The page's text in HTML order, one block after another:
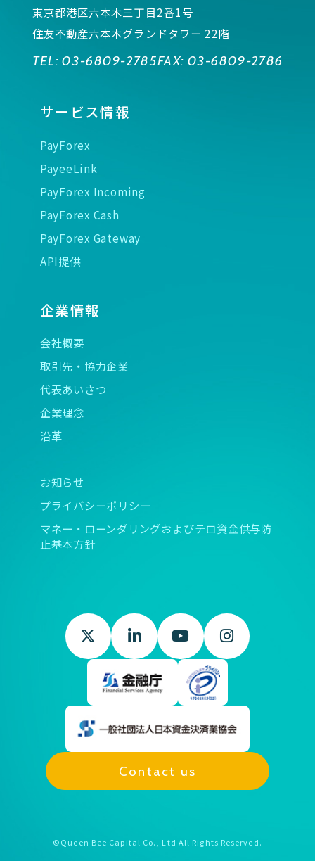
東京都港区六本木三丁目2番1号
住友不動産六本木グランドタワー 22階
TEL: 03-6809-2785FAX: 03-6809-2786
サービス情報
PayForex
PayeeLink
PayForex Incoming
PayForex Cash
PayForex Gateway
API提供
企業情報
会社概要
取引先・協力企業
代表あいさつ
企業理念
沿革
お知らせ
プライバシーポリシー
マネー・ローンダリングおよびテロ資金供与防
止基本方針
Contact us
©Queen Bee Capital Co., Ltd All Rights Reserved.